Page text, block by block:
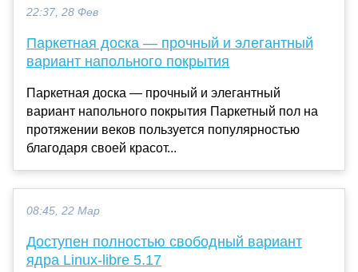
22:37, 28 Фев
Паркетная доска — прочный и элегантный
вариант напольного покрытия
Паркетная доска — прочный и элегантный
вариант напольного покрытия Паркетный пол на
протяжении веков пользуется популярностью
благодаря своей красот...
08:45, 22 Мар
Доступен полностью свободный вариант
ядра Linux-libre 5.17